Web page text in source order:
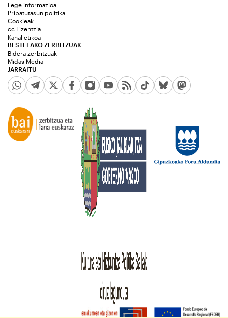
JARRAITU
Lege informazioa
Pribatutasun politika
Cookieak
cc Lizentzia
Kanal etikoa
BESTELAKO ZERBITZUAK
Bidera zerbitzuak
Midas Media